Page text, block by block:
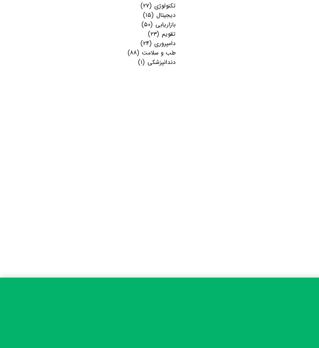
تکنولوژی (۲۷)
دیجیتال (۱۵)
بازاریابی (۵۰)
تقویم (۲۳)
دامپروری (۲۴)
طب و سلامت (۸۸)
دندانپزشکی (۱)